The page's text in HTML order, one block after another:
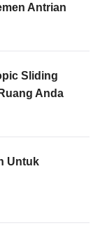
Antrian
Sliding
Anda
Untuk